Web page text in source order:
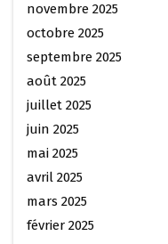
novembre 2025
octobre 2025
septembre 2025
août 2025
juillet 2025
juin 2025
mai 2025
avril 2025
mars 2025
février 2025